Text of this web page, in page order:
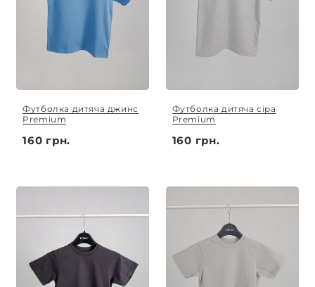
Футболка дитяча джинс
Premium
160 грн.
Футболка дитяча сіра
Premium
160 грн.